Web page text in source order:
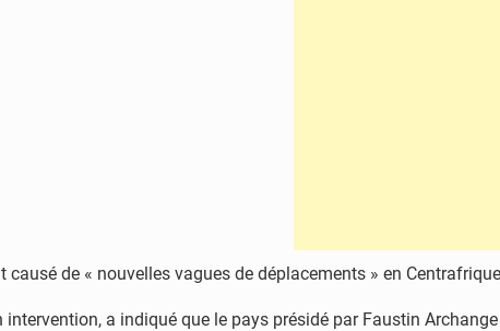
causé de « nouvelles vagues de déplacements » en
intervention, a indiqué que le pays présidé par Faustin